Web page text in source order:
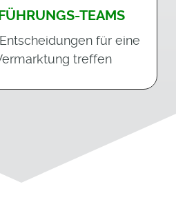
TEAMS
für eine
treffen